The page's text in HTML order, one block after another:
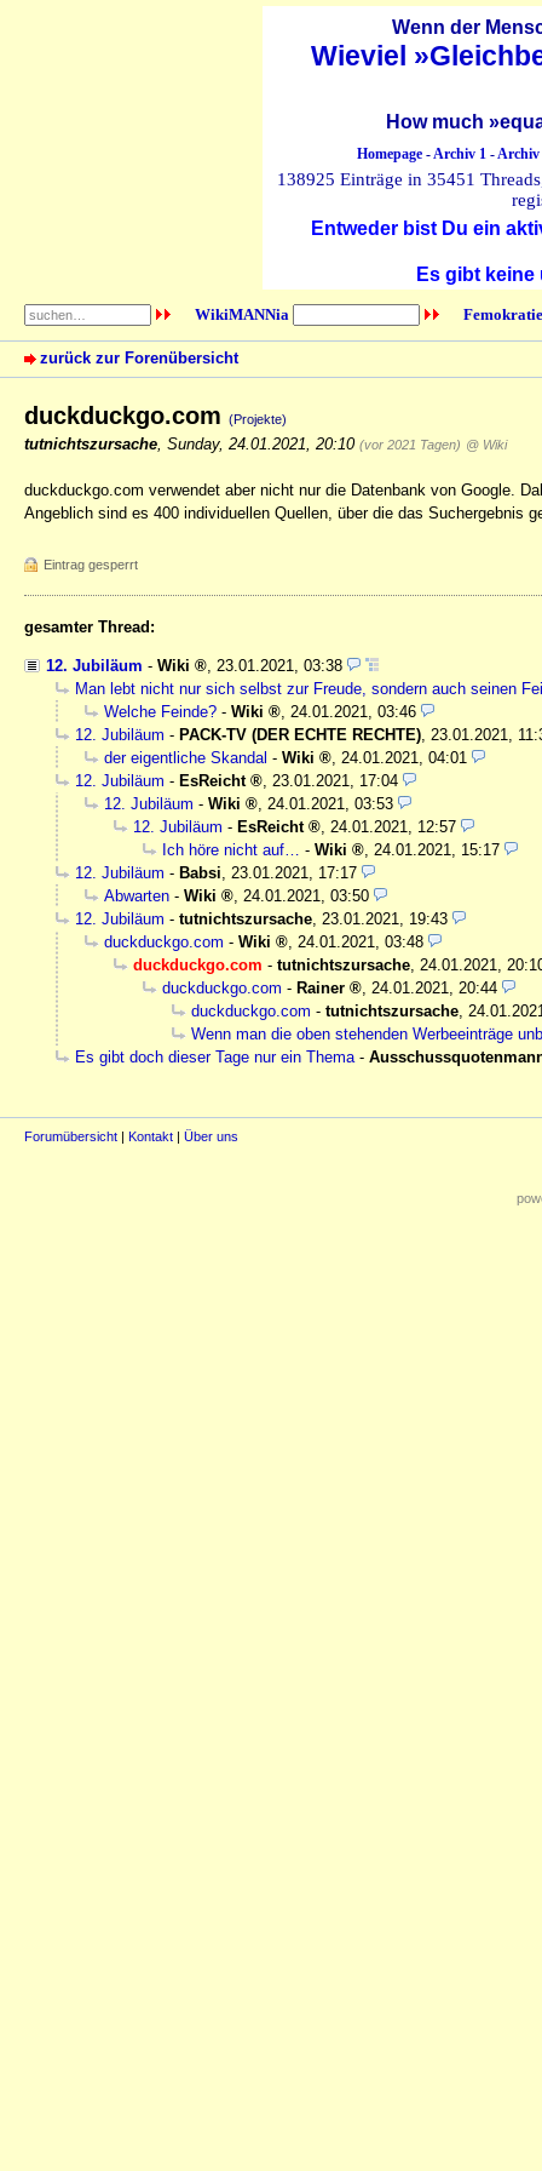
Wenn der
Wieviel
How much
Homepage-Archiv 1-Archiv
138925 Einträge in 35451
Entweder bist Du ein
Es gibt
WikiMANNia
zurück zur Forenübersicht
duckduckgo.com (Projekte)
tutnichtszursache Sunday, 24.01.2021, 20:10 (vor 2021 Tagen) @ Wiki
duckduckgo.com verwendet aber nicht nur die Datenbank von Google.
Angeblich sind es 400 individuellen Quellen, über die das Suchergebnis
Eintrag gesperrt
gesamter Thread:
12. Jubiläum - Wiki
23.01.2021, 03:38
Man lebt nicht nur sich selbst zur Freude, sondern auch seinen
Welche Feinde? - Wiki
24.01.2021, 03:46
12. Jubiläum - PACK-TV (DER ECHTE RECHTE) 23.01.2021,
der eigentliche Skandal - Wiki
24.01.2021, 04:01
12. Jubiläum - EsReicht
23.01.2021, 17:04
12. Jubiläum - Wiki
24.01.2021, 03:53
12. Jubiläum - EsReicht
24.01.2021, 12:57
Ich höre nicht auf…
- Wiki
24.01.2021, 15:17
12. Jubiläum - Babsi
23.01.2021, 17:17
Abwarten - Wiki
24.01.2021, 03:50
12. Jubiläum - tutnichtszursache 23.01.2021, 19:43
duckduckgo.com - Wiki
24.01.2021, 03:48
duckduckgo.com - tutnichtszursache 24.01.2021,
duckduckgo.com - Rainer
24.01.2021, 20:44
duckduckgo.com - tutnichtszursache
Wenn man die oben stehenden Werbeeinträge
Es gibt doch dieser Tage nur ein Thema -
Forumübersicht | Kontakt | Über uns